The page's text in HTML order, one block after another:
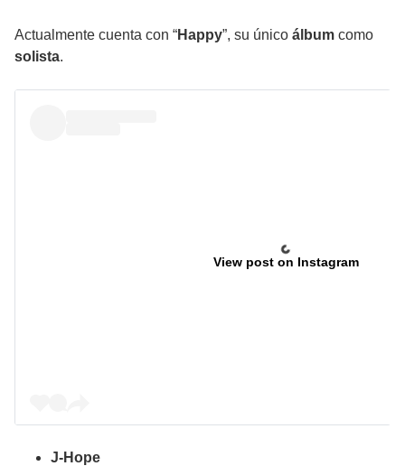
Actualmente cuenta con “Happy”, su único álbum como
solista.
View post on Instagram
J-Hope